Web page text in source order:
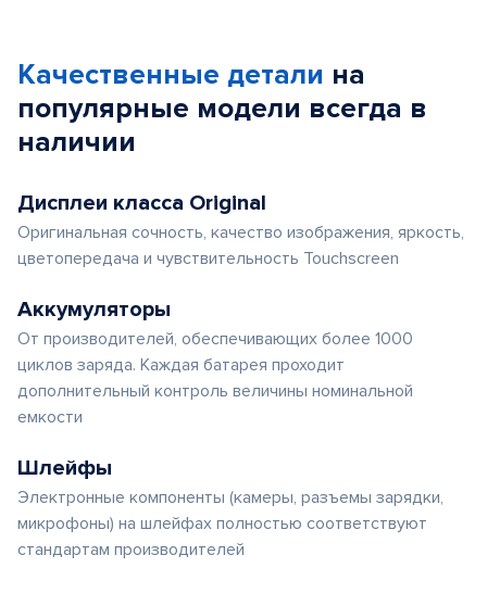
Качественные детали на
популярные модели всегда в
наличии
Дисплеи класса Original
Оригинальная сочность, качество изображения, яркость,
цветопередача и чувствительность Touchscreen
Аккумуляторы
От производителей, обеспечивающих более 1000
циклов заряда. Каждая батарея проходит
дополнительный контроль величины номинальной
емкости
Шлейфы
Электронные компоненты (камеры, разъемы зарядки,
микрофоны) на шлейфах полностью соответствуют
стандартам производителей